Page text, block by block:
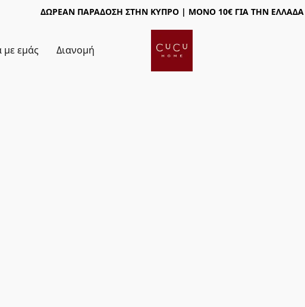
ΔΩΡΕΑΝ ΠΑΡΑΔΟΣΗ ΣΤΗΝ ΚΥΠΡΟ | ΜΟΝΟ 10€ ΓΙΑ ΤΗΝ ΕΛΛΑΔΑ
με εμάς Διανομή